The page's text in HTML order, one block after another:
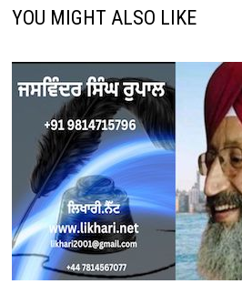
YOU MIGHT ALSO LIKE